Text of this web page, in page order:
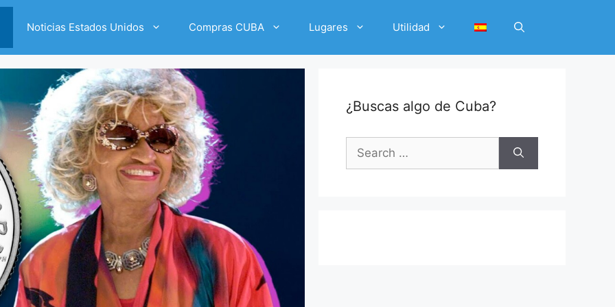
Noticias Estados Unidos Compras CUBA Lugares Utilidad
¿Buscas algo de Cuba?
Search
for: